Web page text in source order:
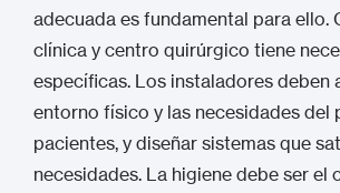
adecuada es fundamental para ello.
clínica y centro quirúrgico tiene
específicas. Los instaladores deben
entorno físico y las necesidades del
pacientes, y diseñar sistemas que
necesidades. La higiene debe ser el